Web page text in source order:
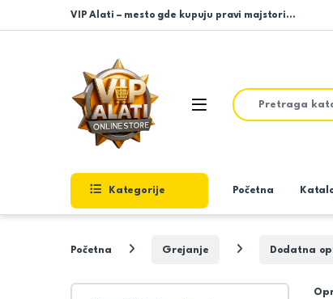
Skip to navigation
Skip to content
VIP Alati – mesto gde kupuju pravi majstori…
Open
Search for:
Kategorije Početna
Početna Grejanje Dodatna